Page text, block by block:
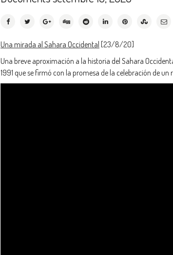
Una mirada al Sahara Occidental [23/8/20]
Una breve aproximación a la historia del Sahara
1991 que se firmó con la promesa de la celebración de